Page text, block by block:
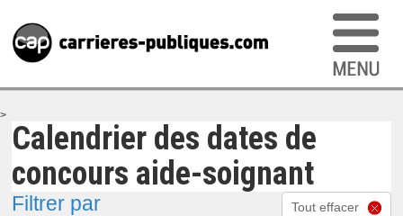
>
Calendrier des dates de
concours aide-soignant
Filtrer par Tout effacer